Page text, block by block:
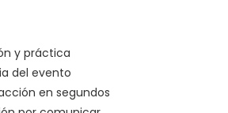
y práctica
del evento
en segundos